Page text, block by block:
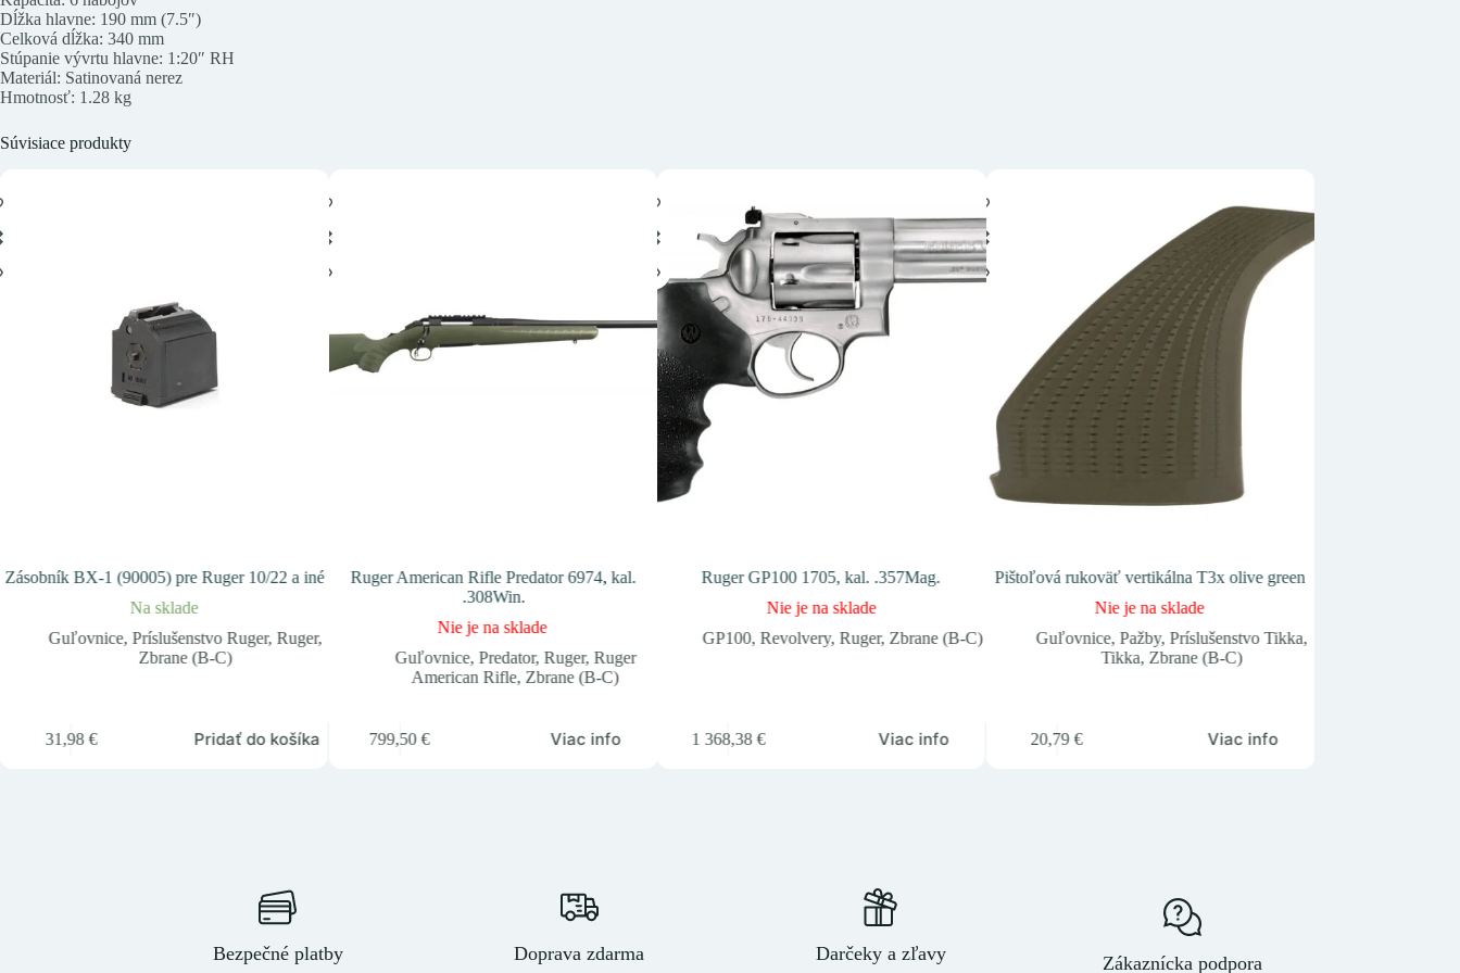
Dĺžka hlavne: 190 mm (7.5″)
Celková dĺžka: 340 mm
Stúpanie vývrtu hlavne: 1:20″ RH
Materiál: Satinovaná nerez
Hmotnosť: 1.28 kg
Súvisiace produkty
Zásobník BX-1 (90005) pre Ruger 10/22 a iné
Na sklade
Guľovnice,Príslušenstvo Ruger,Ruger,
Zbrane (B-C)
31,98€ Pridať do košíka
Ruger American Rifle Predator 6974, kal.
.308Win.
Nie je na sklade
Guľovnice, Predator, Ruger, Ruger
American Rifle, Zbrane (B-C)
799,50€ Viac info
Ruger GP100 1705, kal. .357Mag.
Nie je na sklade
GP100, Revolvery, Ruger, Zbrane (B-C)
1 368,38€ Viac info
Pištoľová rukoväť vertikálna T3x olive green
Nie je na sklade
Guľovnice, Pažby, Príslušenstvo Tikka,
Tikka, Zbrane (B-C)
20,79€ Viac info
Bezpečné platby Doprava zdarma Darčeky a zľavy Zákaznícka podpora